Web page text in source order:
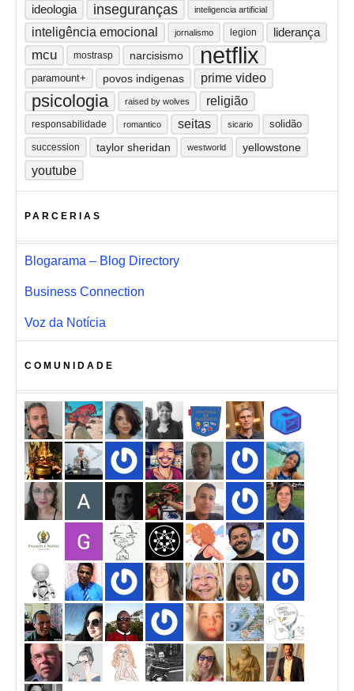
ideologia inseguranças inteligencia artificial
inteligência emocional jornalismo legion liderança
mcu mostrasp narcisismo netflix
paramount+ povos indigenas prime video
psicologia raised by wolves religião
responsabilidade romantico seitas sicario solidão
succession taylor sheridan westworld yellowstone
youtube
PARCERIAS
Blogarama – Blog Directory
Business Connection
Voz da Notícia
COMUNIDADE